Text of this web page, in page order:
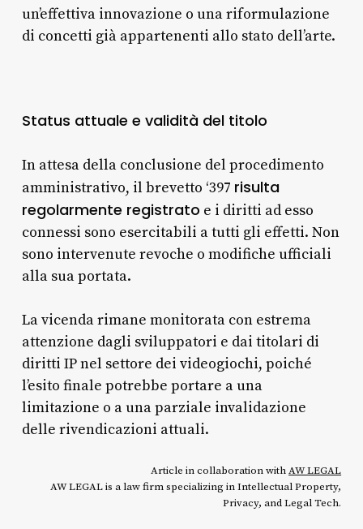
un’effettiva innovazione o una riformulazione
di concetti già appartenenti allo stato dell’arte.
Status attuale e validità del titolo
In attesa della conclusione del procedimento
amministrativo, il brevetto ‘397 risulta
regolarmente registrato e i diritti ad esso
connessi sono esercitabili a tutti gli effetti. Non
sono intervenute revoche o modifiche ufficiali
alla sua portata.
La vicenda rimane monitorata con estrema
attenzione dagli sviluppatori e dai titolari di
diritti IP nel settore dei videogiochi, poiché
l’esito finale potrebbe portare a una
limitazione o a una parziale invalidazione
delle rivendicazioni attuali.
Article in collaboration withAW LEGAL
AW LEGAL is a law firm specializing in Intellectual Property,
Privacy, and Legal Tech.